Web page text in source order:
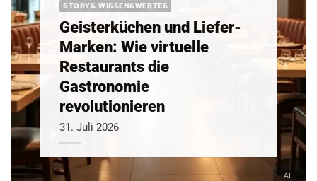
STORYS WISSENSWERTES
Geisterküchen und Liefer-
Marken: Wie virtuelle
Restaurants die
Gastronomie
revolutionieren
31. Juli 2026